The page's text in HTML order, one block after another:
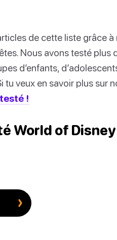
de cette liste grâce
Nous avons testé plus
d’enfants,
veux en savoir plus sur
!
World of Disney